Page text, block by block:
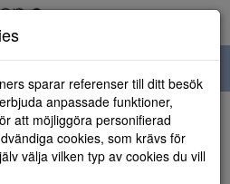
sparar referenser till ditt besök
anpassade funktioner,
att möjliggöra personifierad
cookies, som krävs för
välja vilken typ av cookies du vill